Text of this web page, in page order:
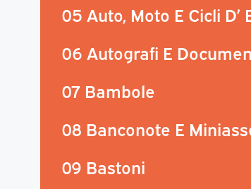
05 Auto, Moto E Cicli D’
06 Autografi E
07 Bambole
08 Banconote E
09 Bastoni